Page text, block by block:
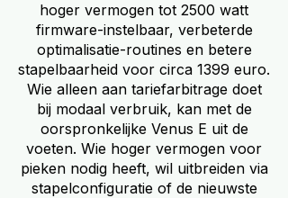
hoger vermogen tot 2500 watt
firmware-instelbaar, verbeterde
optimalisatie-routines en betere
stapelbaarheid voor circa 1399 euro.
Wie alleen aan tariefarbitrage doet
bij modaal verbruik, kan met de
oorspronkelijke Venus E uit de
voeten. Wie hoger vermogen voor
pieken nodig heeft, wil uitbreiden via
stapelconfiguratie of de nieuwste